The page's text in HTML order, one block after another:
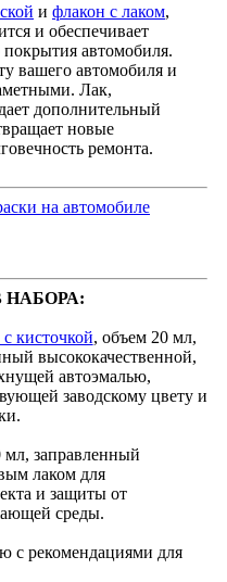
и флакон с лаком,
и обеспечивает
покрытия автомобиля.
вашего автомобиля и
Лак,
дополнительный
новые
ремонта.
на автомобиле
НАБОРА:
кисточкой, объем 20 мл,
высококачественной,
автоэмалью,
заводскому цвету и
мл, заправленный
лаком для
и защиты от
среды.
с рекомендациями для